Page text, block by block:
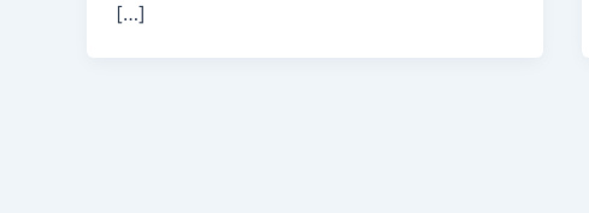
[…]